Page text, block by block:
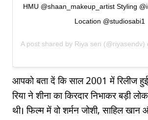
HMU @shaan_makeup_artist Styling
Location @studiosabi1
A post shared by Riya sen (@riyasendv)
आपको बता दें कि साल 2001 में रिलीज
रिया ने शीना का किरदार निभाकर बड़ी
थी। फिल्म में वो शर्मन जोशी, साहिल खान